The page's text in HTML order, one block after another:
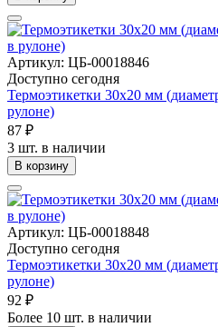
Артикул: ЦБ-00018846
Доступно сегодня
Термоэтикетки 30х20 мм
рулоне)
87 ₽
3 шт. в наличии
В корзину
Артикул: ЦБ-00018848
Доступно сегодня
Термоэтикетки 30х20 мм
рулоне)
92 ₽
Более 10 шт. в наличии